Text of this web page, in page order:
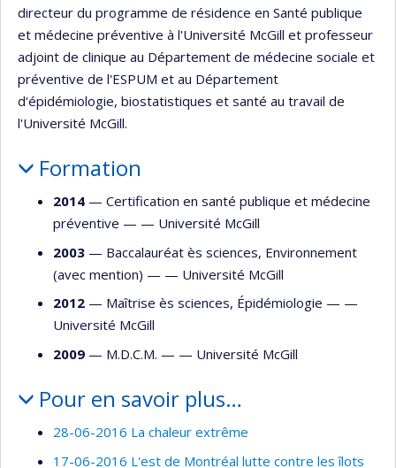
directeur du programme de résidence en Santé publique
et médecine préventive à l'Université McGill et professeur
adjoint de clinique au Département de médecine sociale et
préventive de l'ESPUM et au Département
d'épidémiologie, biostatistiques et santé au travail de
l'Université McGill.
Formation
2014 — Certification en santé publique et médecine
préventive — — Université McGill
2003 — Baccalauréat ès sciences, Environnement
(avec mention) — — Université McGill
2012 — Maîtrise ès sciences, Épidémiologie — —
Université McGill
2009 — M.D.C.M. — — Université McGill
Pour en savoir plus…
28-06-2016 La chaleur extrême
17-06-2016 L'est de Montréal lutte contre les îlots